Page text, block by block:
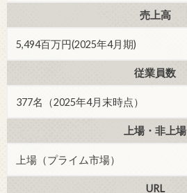
売上高
5,494百万円(2025年4月期)
従業員数
377名（2025年4月末時点）
上場・非上場
上場（プライム市場）
URL